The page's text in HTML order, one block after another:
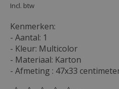
Incl. btw
Kenmerken:
- Aantal: 1
- Kleur: Multicolor
- Materiaal: Karton
- Afmeting : 47x33